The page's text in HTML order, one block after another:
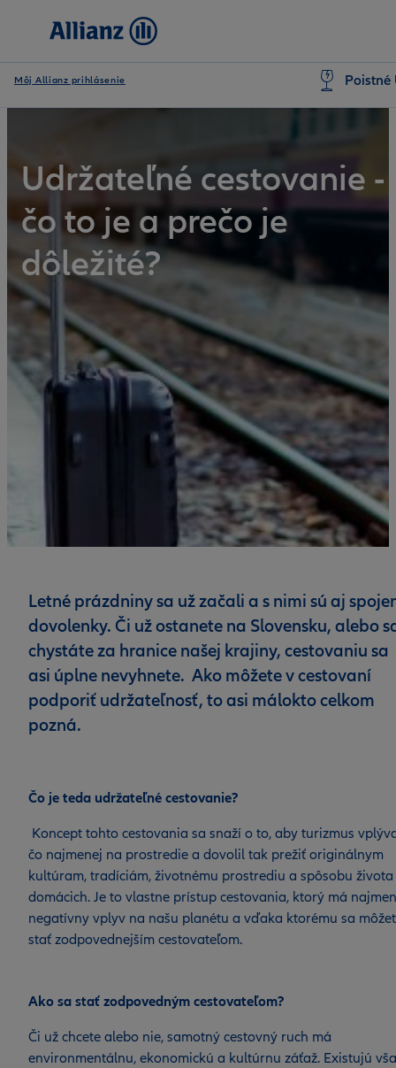
Môj Allianz prihlásenie Poistné
Udržateľné cestovanie -
čo to je a prečo je
dôležité?
Letné prázdniny sa už začali a s nimi sú aj
dovolenky. Či už ostanete na Slovensku, alebo
chystáte za hranice našej krajiny, cestovaniu sa
asi úplne nevyhnete. Ako môžete v cestovaní
podporiť udržateľnosť, to asi málokto celkom
pozná.
Čo je teda udržateľné cestovanie?
Koncept tohto cestovania sa snaží o to, aby turizmus
čo najmenej na prostredie a dovolil tak prežiť originálnym
kultúram, tradíciám, životnému prostrediu a spôsobu života
domácich. Je to vlastne prístup cestovania, ktorý má
negatívny vplyv na našu planétu a vďaka ktorému sa
stať zodpovednejším cestovateľom.
Ako sa stať zodpovedným cestovateľom?
Či už chcete alebo nie, samotný cestovný ruch má
environmentálnu, ekonomickú a kultúrnu záťaž. Existujú